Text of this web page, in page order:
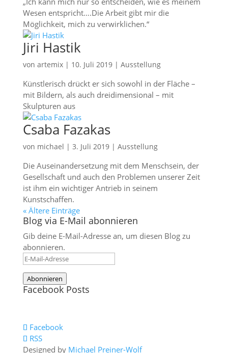
Wesen entspricht….Die Arbeit gibt mir die
Möglichkeit, mich zu verwirklichen.“
Jiri Hastik
von artemix| 10. Juli 2019| Ausstellung
Künstlerisch drückt er sich sowohl in der Fläche –
mit Bildern, als auch dreidimensional – mit
Skulpturen aus
Csaba Fazakas
von michael | 3. Juli 2019| Ausstellung
Die Auseinandersetzung mit dem Menschsein, der
Gesellschaft und auch den Problemen unserer Zeit
ist ihm ein wichtiger Antrieb in seinem
Kunstschaffen.
« Ältere Einträge
Blog via E-Mail abonnieren
Gib deine E-Mail-Adresse an, um diesen Blog zu
abonnieren.
E-
Adresse
Abonnieren
Facebook Posts
Facebook
RSS
Designed by Michael Preiner-Wolf